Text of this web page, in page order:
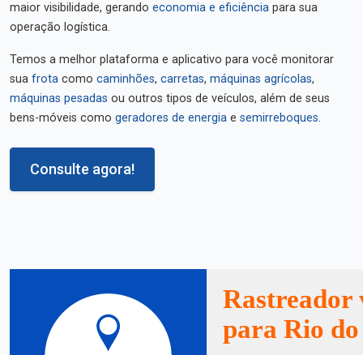
maior visibilidade, gerando economia e eficiência para sua
operação logística.
Temos a melhor plataforma e aplicativo para você monitorar
sua frota como caminhões, carretas, máquinas agrícolas,
máquinas pesadas ou outros tipos de veículos, além de seus
bens-móveis como geradores de energia e semirreboques.
Consulte agora!
Rastreador
para Rio